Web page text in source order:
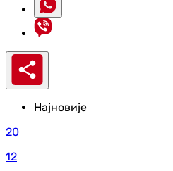
Најновије
20
12